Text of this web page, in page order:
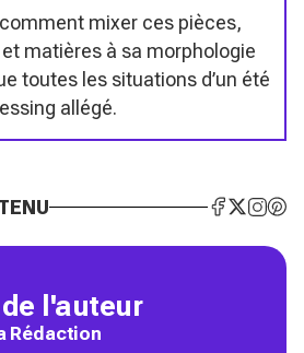
mixer ces pièces,
matières à sa morphologie
toutes les situations d’un été
allégé.
l'auteur
Rédaction